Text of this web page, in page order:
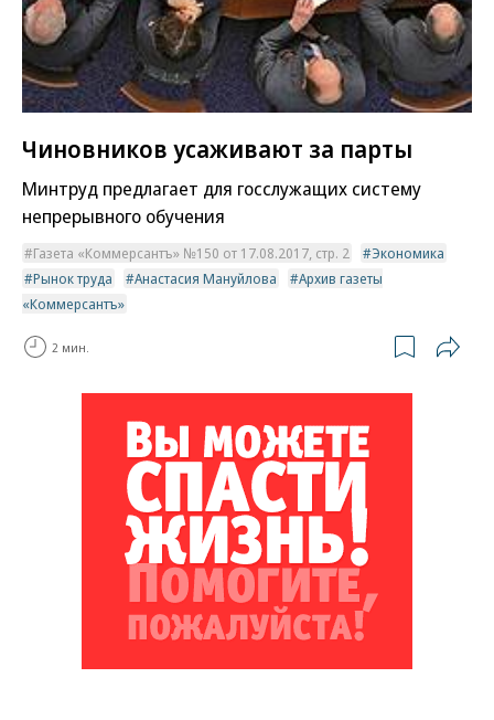
Чиновников усаживают за парты
Минтруд предлагает для госслужащих систему
непрерывного обучения
Газета «Коммерсантъ» №150 от 17.08.2017, стр. 2
Экономика
Рынок труда
Анастасия Мануйлова
Архив газеты
«Коммерсантъ»
2 мин.